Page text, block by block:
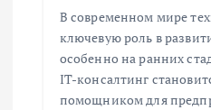
В современном мире
ключевую роль в
особенно на ранних
IT-консалтинг
помощником для